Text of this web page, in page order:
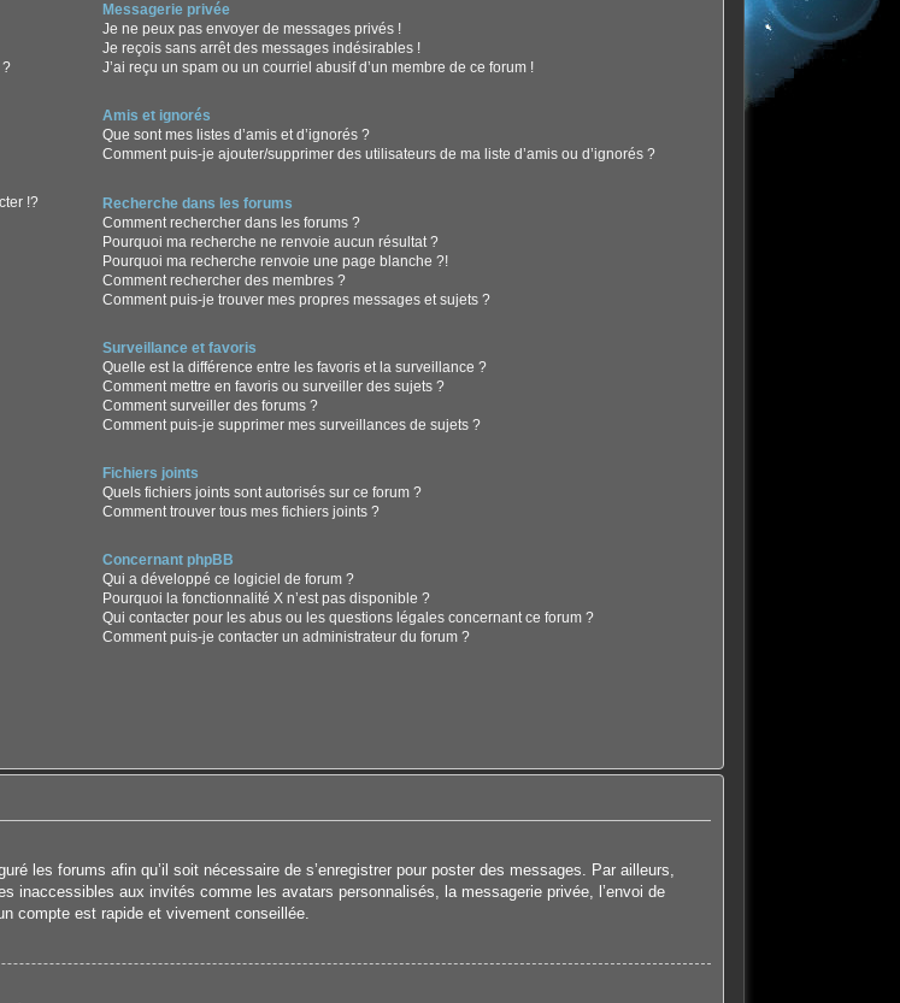
!?
Messagerie privée
Je ne peux pas envoyer de messages privés !
Je reçois sans arrêt des messages indésirables !
J’ai reçu un spam ou un courriel abusif d’un membre de ce forum !
Amis et ignorés
Que sont mes listes d’amis et d’ignorés ?
Comment puis-je ajouter/supprimer des utilisateurs de ma liste d’amis ou d’ignorés ?
Recherche dans les forums
Comment rechercher dans les forums ?
Pourquoi ma recherche ne renvoie aucun résultat ?
Pourquoi ma recherche renvoie une page blanche ?!
Comment rechercher des membres ?
Comment puis-je trouver mes propres messages et sujets ?
Surveillance et favoris
Quelle est la différence entre les favoris et la surveillance ?
Comment mettre en favoris ou surveiller des sujets ?
Comment surveiller des forums ?
Comment puis-je supprimer mes surveillances de sujets ?
Fichiers joints
Quels fichiers joints sont autorisés sur ce forum ?
Comment trouver tous mes fichiers joints ?
Concernant phpBB
Qui a développé ce logiciel de forum ?
Pourquoi la fonctionnalité X n’est pas disponible ?
Qui contacter pour les abus ou les questions légales concernant ce forum ?
Comment puis-je contacter un administrateur du forum ?
les forums afin qu’il soit nécessaire de s’enregistrer pour poster des messages. Par ailleurs,
inaccessibles aux invités comme les avatars personnalisés, la messagerie privée, l’envoi de
compte est rapide et vivement conseillée.